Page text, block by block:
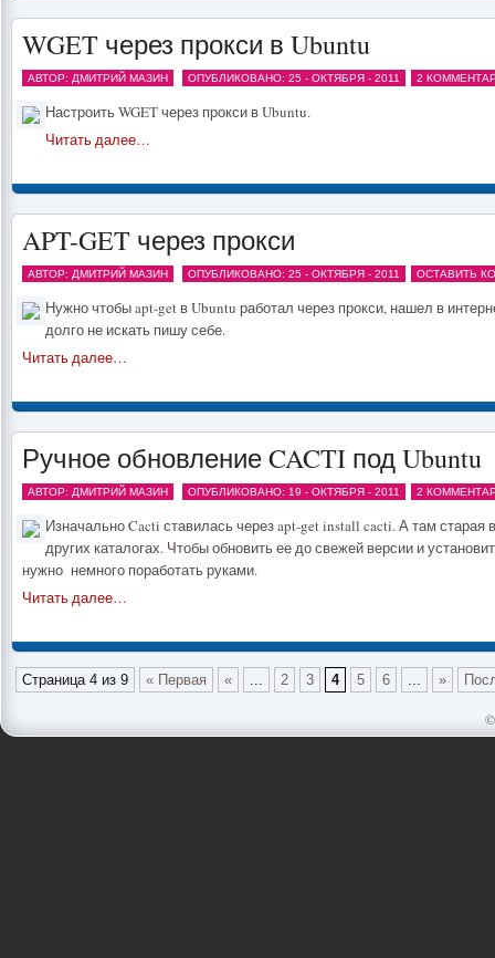
WGET через прокси в Ubuntu
АВТОР: ДМИТРИЙ МАЗИН ОПУБЛИКОВАНО: 25 - ОКТЯБРЯ - 2011 2
Настроить WGET через прокси в Ubuntu.
Читать далее…
APT-GET через прокси
АВТОР: ДМИТРИЙ МАЗИН ОПУБЛИКОВАНО: 25 - ОКТЯБРЯ - 2011 ОСТАВИТЬ
Нужно чтобы apt-get в Ubuntu работал через прокси, нашел в
долго не искать пишу себе.
Читать далее…
Ручное обновление CACTI под Ubuntu
АВТОР: ДМИТРИЙ МАЗИН ОПУБЛИКОВАНО: 19 - ОКТЯБРЯ - 2011 2
Изначально Cacti ставилась через apt-get install cacti. А там старая
других каталогах. Чтобы обновить ее до свежей версии и
нужно немного поработать руками.
Читать далее…
Страница 4 из 9 « Первая « ... 2 3 4 5 6 ... »